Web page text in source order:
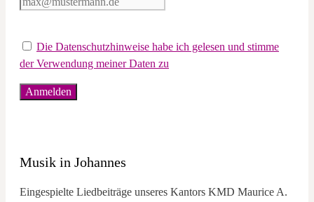
Die Datenschutzhinweise habe ich gelesen und stimme
der Verwendung meiner Daten zu
Musik in Johannes
Eingespielte Liedbeiträge unseres Kantors KMD Maurice A.